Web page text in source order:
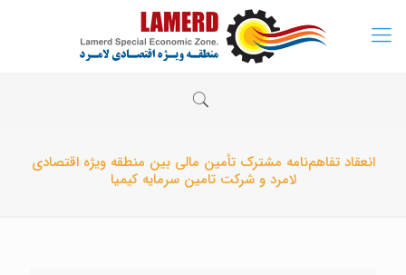
انعقاد تفاهم‌نامه مشترک تأمین مالی بین منطقه ویژه اقتصادی
لامرد و شرکت تامین سرمایه کیمیا